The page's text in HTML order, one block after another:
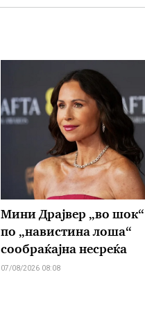
Мини Драјвер „во шок“
по „навистина лоша“
сообраќајна несреќа
07/08/2026 08:08